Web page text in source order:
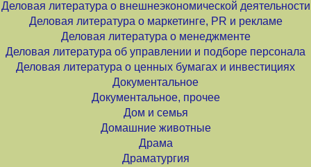
Деловая литература о внешнеэкономической деятельности
Деловая литература о маркетинге, PR и рекламе
Деловая литература о менеджменте
Деловая литература об управлении и подборе персонала
Деловая литература о ценных бумагах и инвестициях
Документальное
Документальное, прочее
Дом и семья
Домашние животные
Драма
Драматургия